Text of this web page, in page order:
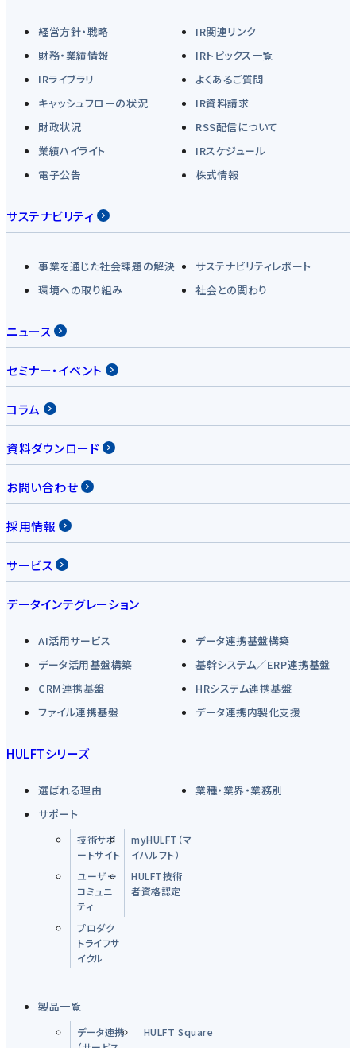
経営方針・戦略
IR関連リンク
財務・業績情報
IRトピックス一覧
IRライブラリ
よくあるご質問
キャッシュフローの状況
IR資料請求
財政状況
RSS配信について
業績ハイライト
IRスケジュール
電子公告
株式情報
サステナビリティ
事業を通じた社会課題の解決
サステナビリティレポート
環境への取り組み
社会との関わり
ニュース
セミナー・イベント
コラム
資料ダウンロード
お問い合わせ
採用情報
サービス
データインテグレーション
AI活用サービス
データ連携基盤構築
データ活用基盤構築
基幹システム／ERP連携基盤
CRM連携基盤
HRシステム連携基盤
ファイル連携基盤
データ連携内製化支援
HULFTシリーズ
選ばれる理由
業種・業界・業務別
サポート
技術サポ
ートサイト
myHULFT（マ
イハルフト）
ユーザー
コミュニ
ティ
HULFT技術
者資格認定
プロダク
トライフサ
イクル
製品一覧
データ連携
HULFT Square